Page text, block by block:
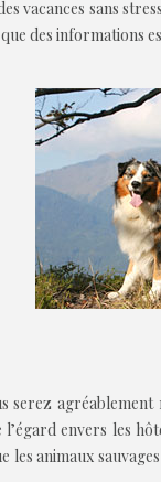
vacances sans
des informations
envers les
les animaux